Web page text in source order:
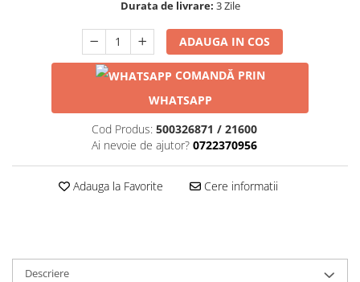
Durata de livrare: 3 Zile
ADAUGA IN COS
COMANDĂ PRIN
WHATSAPP
Cod Produs: 500326871 / 21600
Ai nevoie de ajutor? 0722370956
Adauga la Favorite Cere informatii
Descriere